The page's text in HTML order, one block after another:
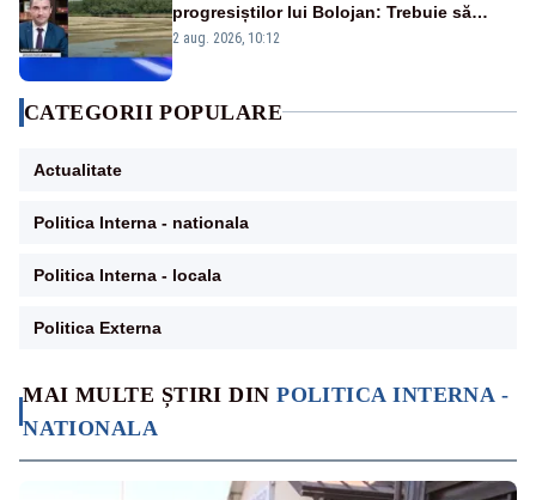
MAI MULTE ȘTIRI DINPOLITICA INTERNA -
NATIONALA
progresiștilor lui Bolojan: Trebuie să
protejăm și natura, dar nu șținem omaneii
2 aug. 2026, 10:12
CATEGORII POPULARE
Actualitate
Politica Interna - nationala
Politica Interna - locala
Politica Externa